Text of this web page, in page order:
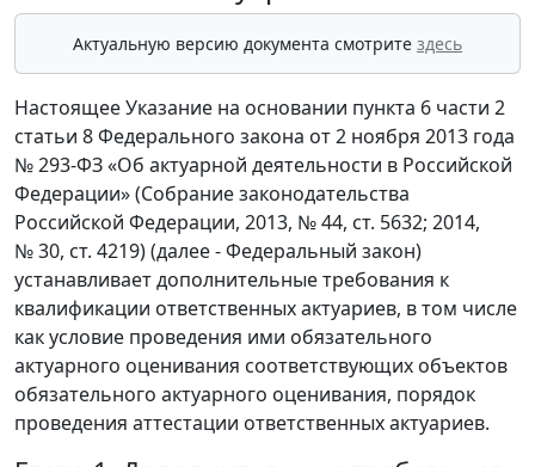
Актуальную версию документа смотрите здесь
Настоящее Указание на основании пункта 6 части 2
статьи 8 Федерального закона от 2 ноября 2013 года
№ 293-ФЗ «Об актуарной деятельности в Российской
Федерации» (Собрание законодательства
Российской Федерации, 2013, № 44, ст. 5632; 2014,
№ 30, ст. 4219) (далее - Федеральный закон)
устанавливает дополнительные требования к
квалификации ответственных актуариев, в том числе
как условие проведения ими обязательного
актуарного оценивания соответствующих объектов
обязательного актуарного оценивания, порядок
проведения аттестации ответственных актуариев.